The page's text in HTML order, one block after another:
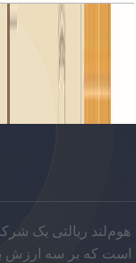
هوم‌لند ریالتی یک
است که بر سه ارزش